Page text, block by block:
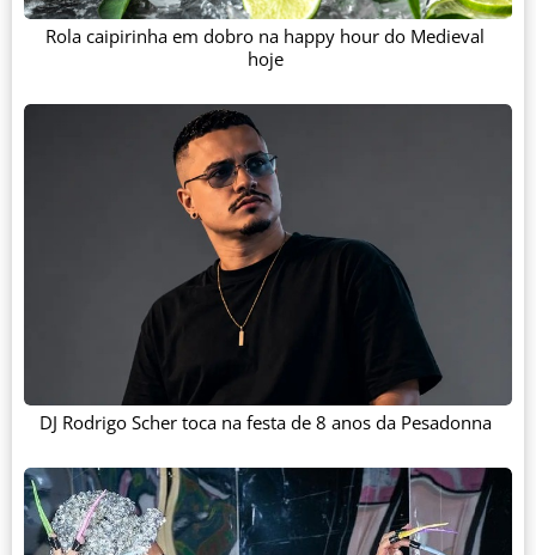
Rola caipirinha em dobro na happy hour do Medieval
hoje
DJ Rodrigo Scher toca na festa de 8 anos da Pesadonna